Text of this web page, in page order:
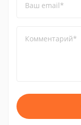
Ваш email*
Комментарий*